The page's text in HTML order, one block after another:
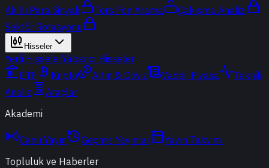
Akıllı Para Sinyali
Ters Fon Arama
Çakışma Analizi
Sektör Rotasyonu
Hisseler
Yerli HisselerYabancı Hisseler
ETF
Kripto Altın & Döviz Vadeli Piyasa
Teknik
Analiz
Araçlar
Akademi
Canlı Yayın Geçmiş Yayınlar
Yayın Takvimi
Topluluk ve Haberler